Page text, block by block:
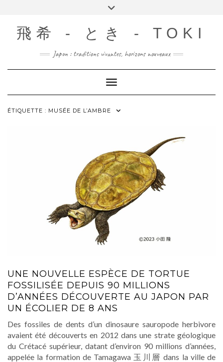
content飛希 - とき - TOKI
Japon : traditions vivantes, horizons nouveaux
Toggle Navigation
ÉTIQUETTE : MUSÉE DE L’AMBRE
UNE NOUVELLE ESPÈCE DE TORTUE
FOSSILISÉE DEPUIS 90 MILLIONS
D’ANNÉES DÉCOUVERTE AU JAPON PAR
UN ÉCOLIER DE 8 ANS
Des fossiles de dents d’un dinosaure sauropode herbivore
avaient été découverts en 2012 dans une strate géologique
du Crétacé supérieur, datant d’environ 90 millions d’années,
appelée la formation de Tamagawa 玉川層 dans la ville de